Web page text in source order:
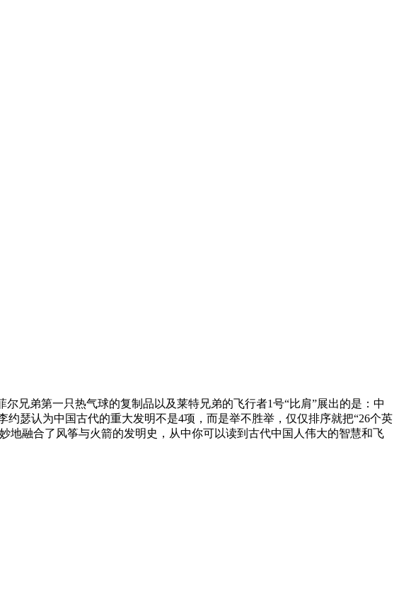
兄弟第一只热气球的复制品以及莱特兄弟的飞行者1号“比肩”展出的是：中
瑟认为中国古代的重大发明不是4项，而是举不胜举，仅仅排序就把“26个英
地融合了风筝与火箭的发明史，从中你可以读到古代中国人伟大的智慧和飞